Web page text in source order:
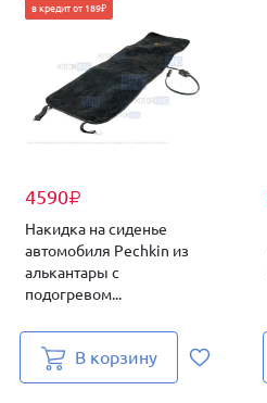
4590₽
в кредит от 189₽
Накидка на сиденье
автомобиля Pechkin из
алькантары с
подогревом...
В корзину